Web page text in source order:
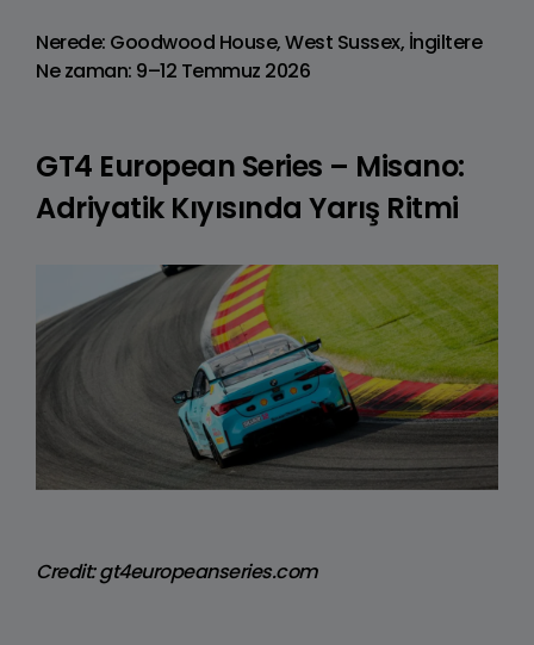
Nerede: Goodwood House, West Sussex, İngiltere
Ne zaman: 9–12 Temmuz 2026
GT4 European Series – Misano:
Adriyatik Kıyısında Yarış Ritmi
Credit: gt4europeanseries.com